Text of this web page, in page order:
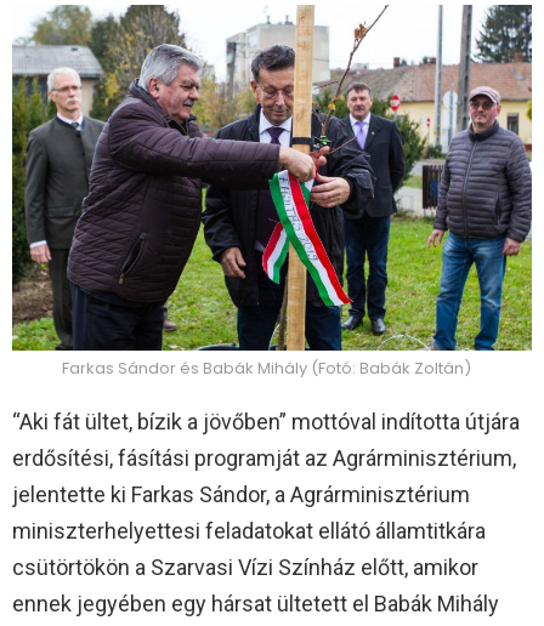
Farkas Sándor és Babák Mihály (Fotó: Babák Zoltán)
“Aki fát ültet, bízik a jövőben” mottóval indította útjára
erdősítési, fásítási programját az Agrárminisztérium,
jelentette ki Farkas Sándor, a Agrárminisztérium
miniszterhelyettesi feladatokat ellátó államtitkára
csütörtökön a Szarvasi Vízi Színház előtt, amikor
ennek jegyében egy hársat ültetett el Babák Mihály